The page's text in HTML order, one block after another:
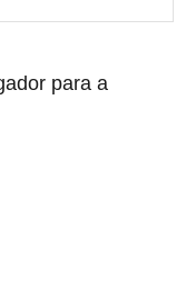
para a